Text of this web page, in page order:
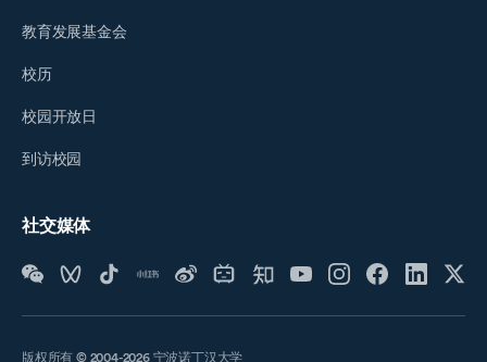
教育发展基金会
校历
校园开放日
到访校园
社交媒体
版权所有 © 2004-2026 宁波诺丁汉大学